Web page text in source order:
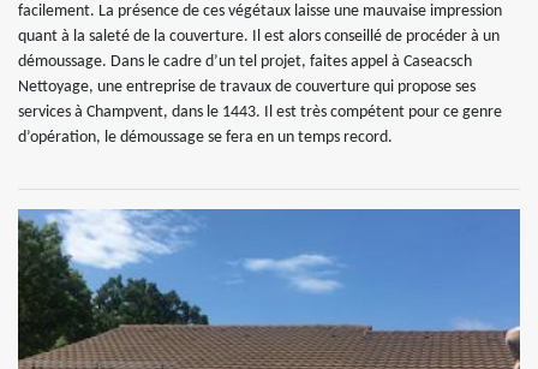
facilement. La présence de ces végétaux laisse une mauvaise impression
quant à la saleté de la couverture. Il est alors conseillé de procéder à un
démoussage. Dans le cadre d’un tel projet, faites appel à Caseacsch
Nettoyage, une entreprise de travaux de couverture qui propose ses
services à Champvent, dans le 1443. Il est très compétent pour ce genre
d’opération, le démoussage se fera en un temps record.